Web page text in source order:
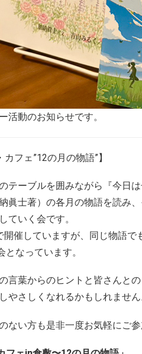
活動のお知らせです。
カフェ”12の月の物語”】
テーブルを囲みながら『今日
眞士著）の各月の物語を読み
ていく会です。
開催していますが、同じ物語
となっています。
言葉からのヒントと皆さんと
やさしくなれるかもしれません
ない方も是非一度お気軽にご参